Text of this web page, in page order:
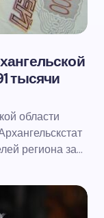
тысячи
области
региона за…